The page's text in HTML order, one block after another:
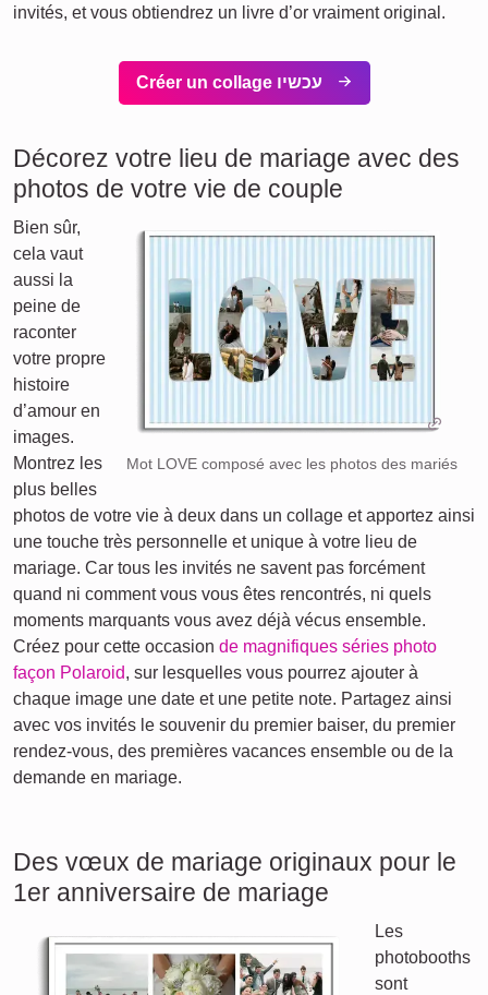
invités, et vous obtiendrez un livre d’or vraiment original.
Décorez votre lieu de mariage avec des
photos de votre vie de couple
Mot LOVE composé avec les photos des mariés
Bien sûr,
cela vaut
aussi la
peine de
raconter
votre propre
histoire
d’amour en
images.
Montrez les
plus belles
photos de votre vie à deux dans un collage et apportez ainsi
une touche très personnelle et unique à votre lieu de
mariage. Car tous les invités ne savent pas forcément
quand ni comment vous vous êtes rencontrés, ni quels
moments marquants vous avez déjà vécus ensemble.
Créez pour cette occasion de magnifiques séries photo
façon Polaroid, sur lesquelles vous pourrez ajouter à
chaque image une date et une petite note. Partagez ainsi
avec vos invités le souvenir du premier baiser, du premier
rendez-vous, des premières vacances ensemble ou de la
demande en mariage.
Des vœux de mariage originaux pour le
1er anniversaire de mariage
Les
photobooths
sont